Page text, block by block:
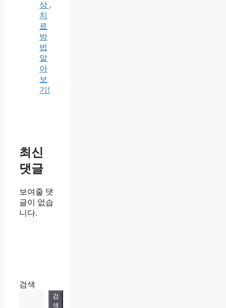
상 ,
치
료
방
법
알
아
보
기!
최신
댓글
보여줄 댓
글이 없습
니다.
검색
검
색